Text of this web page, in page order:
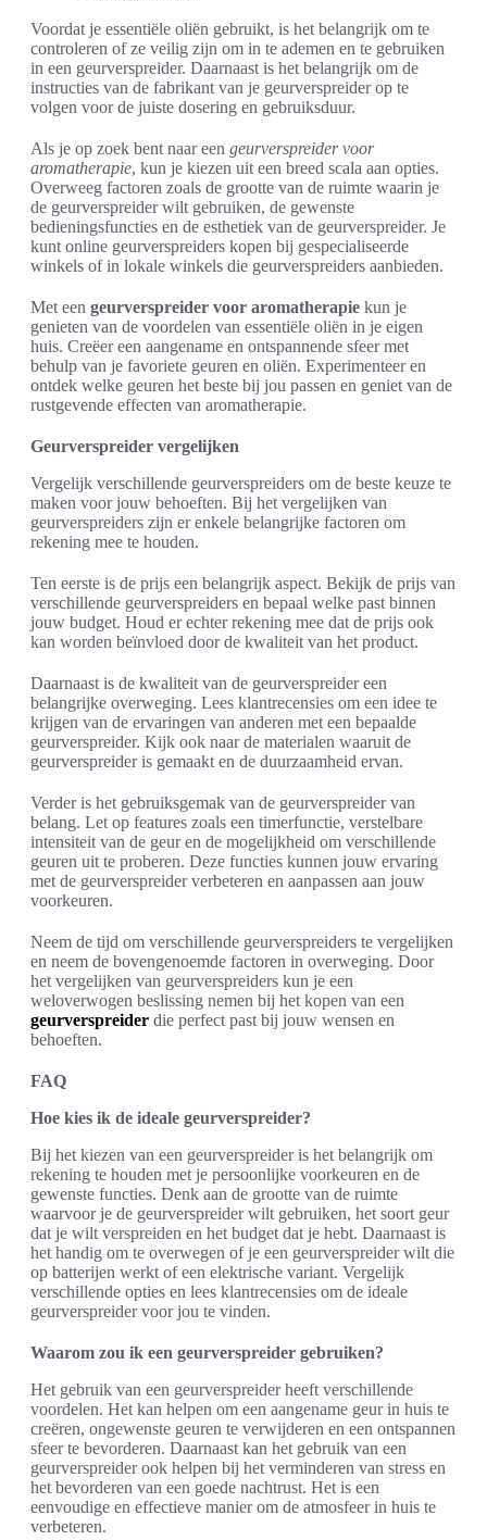
Voordat je essentiële oliën gebruikt, is het belangrijk om te
controleren of ze veilig zijn om in te ademen en te gebruiken
in een geurverspreider. Daarnaast is het belangrijk om de
instructies van de fabrikant van je geurverspreider op te
volgen voor de juiste dosering en gebruiksduur.
Als je op zoek bent naar een geurverspreider voor
aromatherapie, kun je kiezen uit een breed scala aan opties.
Overweeg factoren zoals de grootte van de ruimte waarin je
de geurverspreider wilt gebruiken, de gewenste
bedieningsfuncties en de esthetiek van de geurverspreider. Je
kunt online geurverspreiders kopen bij gespecialiseerde
winkels of in lokale winkels die geurverspreiders aanbieden.
Met een geurverspreider voor aromatherapie kun je
genieten van de voordelen van essentiële oliën in je eigen
huis. Creëer een aangename en ontspannende sfeer met
behulp van je favoriete geuren en oliën. Experimenteer en
ontdek welke geuren het beste bij jou passen en geniet van de
rustgevende effecten van aromatherapie.
Geurverspreider vergelijken
Vergelijk verschillende geurverspreiders om de beste keuze te
maken voor jouw behoeften. Bij het vergelijken van
geurverspreiders zijn er enkele belangrijke factoren om
rekening mee te houden.
Ten eerste is de prijs een belangrijk aspect. Bekijk de prijs van
verschillende geurverspreiders en bepaal welke past binnen
jouw budget. Houd er echter rekening mee dat de prijs ook
kan worden beïnvloed door de kwaliteit van het product.
Daarnaast is de kwaliteit van de geurverspreider een
belangrijke overweging. Lees klantrecensies om een idee te
krijgen van de ervaringen van anderen met een bepaalde
geurverspreider. Kijk ook naar de materialen waaruit de
geurverspreider is gemaakt en de duurzaamheid ervan.
Verder is het gebruiksgemak van de geurverspreider van
belang. Let op features zoals een timerfunctie, verstelbare
intensiteit van de geur en de mogelijkheid om verschillende
geuren uit te proberen. Deze functies kunnen jouw ervaring
met de geurverspreider verbeteren en aanpassen aan jouw
voorkeuren.
Neem de tijd om verschillende geurverspreiders te vergelijken
en neem de bovengenoemde factoren in overweging. Door
het vergelijken van geurverspreiders kun je een
weloverwogen beslissing nemen bij het kopen van een
geurverspreider die perfect past bij jouw wensen en
behoeften.
FAQ
Hoe kies ik de ideale geurverspreider?
Bij het kiezen van een geurverspreider is het belangrijk om
rekening te houden met je persoonlijke voorkeuren en de
gewenste functies. Denk aan de grootte van de ruimte
waarvoor je de geurverspreider wilt gebruiken, het soort geur
dat je wilt verspreiden en het budget dat je hebt. Daarnaast is
het handig om te overwegen of je een geurverspreider wilt die
op batterijen werkt of een elektrische variant. Vergelijk
verschillende opties en lees klantrecensies om de ideale
geurverspreider voor jou te vinden.
Waarom zou ik een geurverspreider gebruiken?
Het gebruik van een geurverspreider heeft verschillende
voordelen. Het kan helpen om een aangename geur in huis te
creëren, ongewenste geuren te verwijderen en een ontspannen
sfeer te bevorderen. Daarnaast kan het gebruik van een
geurverspreider ook helpen bij het verminderen van stress en
het bevorderen van een goede nachtrust. Het is een
eenvoudige en effectieve manier om de atmosfeer in huis te
verbeteren.